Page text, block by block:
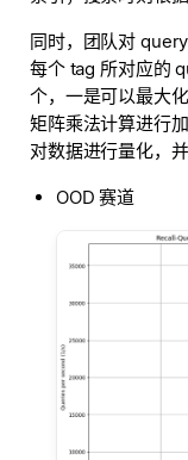
同时，团队对
每个 tag 所对应的
个，一是可以最大
矩阵乘法计算进行
对数据进行量化，
OOD 赛道